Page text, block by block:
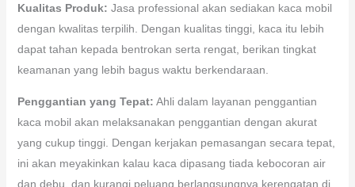
Kualitas Produk: Jasa professional akan sediakan kaca mobil
dengan kwalitas terpilih. Dengan kualitas tinggi, kaca itu lebih
dapat tahan kepada bentrokan serta rengat, berikan tingkat
keamanan yang lebih bagus waktu berkendaraan.
Penggantian yang Tepat: Ahli dalam layanan penggantian
kaca mobil akan melaksanakan penggantian dengan akurat
yang cukup tinggi. Dengan kerjakan pemasangan secara tepat,
ini akan meyakinkan kalau kaca dipasang tiada kebocoran air
dan debu, dan kurangi peluang berlangsungnya kerengatan di